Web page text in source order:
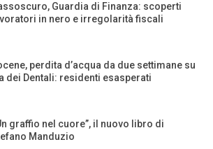
Guardia di Finanza: scoperti
in nero e irregolarità fiscali
perdita d’acqua da due settimane su
dei Dentali: residenti esasperati
graffio nel cuore”, il nuovo libro di
Manduzio